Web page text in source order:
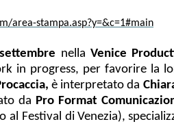
area-stampa.asp?y=&c=1#main
nellaVenice
in progress, per favorire la
è interpretato da
da Pro Format
al Festival di Venezia),